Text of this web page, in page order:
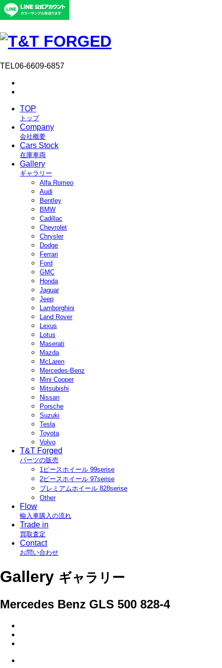
TEL06-6609-6857
TOP
トップ
Company
会社概要
Cars Stock
在庫車両
Gallery
ギャラリー
Alfa Romeo
Audi
Bentley
BMW
Cadillac
Chevrolet
Chrysler
Dodge
Ferrari
Ford
GMC
Honda
Jaguar
Jeep
Lamborghini
Land Rover
Lexus
Lotus
Maserati
Mazda
McLaren
Mercedes-Benz
Mini Cooper
Mitsubishi
Nissan
Porsche
Suzuki
Tesla
Toyota
Volvo
T&T Forged
パーツの販売
1ピースホイール 99serise
2ピースホイール 97serise
プレミアムホイール 828serise
Other
Flow
輸入車購入の流れ
Trade in
買取査定
Contact
お問い合わせ
Gallery ギャラリー
Mercedes Benz GLS 500 828-4